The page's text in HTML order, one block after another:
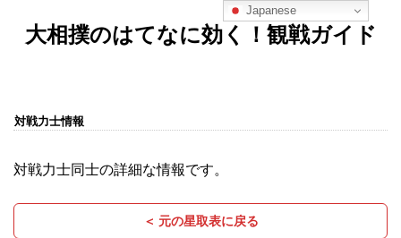
大相撲のはてなに効く！観戦ガイド
対戦力士情報
対戦力士同士の詳細な情報です。
＜ 元の星取表に戻る
Japanese